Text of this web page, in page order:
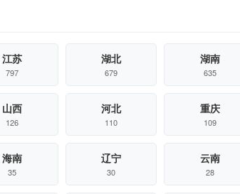
江苏
797
湖北
679
湖南
635
山西
126
河北
110
重庆
109
海南
35
辽宁
30
云南
28